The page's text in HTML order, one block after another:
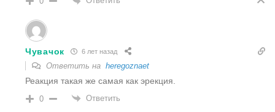
Чувачок 6 лет назад
Ответить на heregoznaet
Реакция такая же самая как эрекция.
0 Ответить